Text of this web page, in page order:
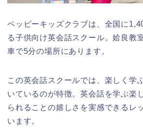
ペッピーキッズクラブは、全国に
る子供向け英会話スクール。姶良教
車で5分の場所にあります。
この英会話スクールでは、楽しく学
いているのが特徴。英会話を学ぶ楽
られることの嬉しさを実感できるレ
います。